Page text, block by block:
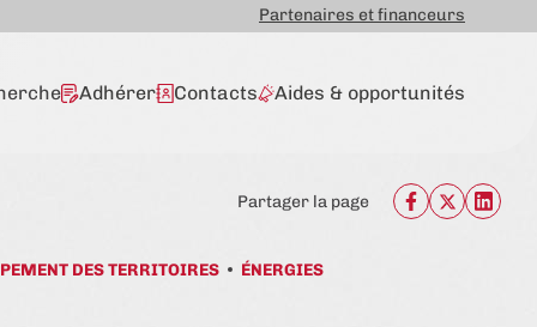
Partenaires et financeurs
Adhérer Contacts Aides & opportunités
Partager la page
DES TERRITOIRES ÉNERGIES